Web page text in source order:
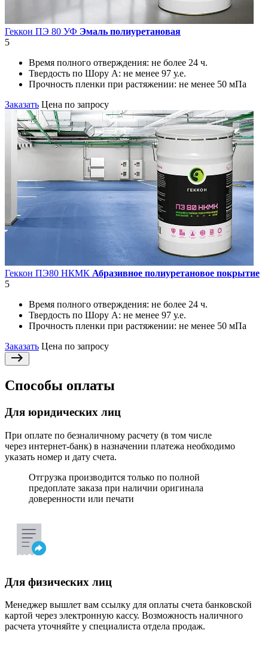
Геккон ПЭ 80 УФ Эмаль полиуретановая
5
Время полного отверждения: не более 24 ч.
Твердость по Шору А: не менее 97 у.е.
Прочность пленки при растяжении: не менее 50 мПа
Заказать Цена по запросу
Геккон ПЭ80 НКМК Абразивное полиуретановое покрытие
5
Время полного отверждения: не более 24 ч.
Твердость по Шору А: не менее 97 у.е.
Прочность пленки при растяжении: не менее 50 мПа
Заказать Цена по запросу
Способы оплаты
Для юридических лиц
При оплате по безналичному расчету (в том числе
через интернет-банк) в назначении платежа необходимо
указать номер и дату счета.
Отгрузка производится только по полной
предоплате заказа при наличии оригинала
доверенности или печати
Для физических лиц
Менеджер вышлет вам ссылку для оплаты счета банковской
картой через электронную кассу. Возможность наличного
расчета уточняйте у специалиста отдела продаж.